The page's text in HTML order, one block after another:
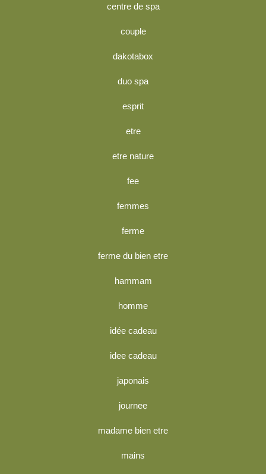
centre de spa
couple
dakotabox
duo spa
esprit
etre
etre nature
fee
femmes
ferme
ferme du bien etre
hammam
homme
idée cadeau
idee cadeau
japonais
journee
madame bien etre
mains